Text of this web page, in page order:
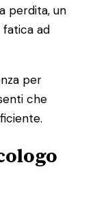
perdita, un
ad
per
che